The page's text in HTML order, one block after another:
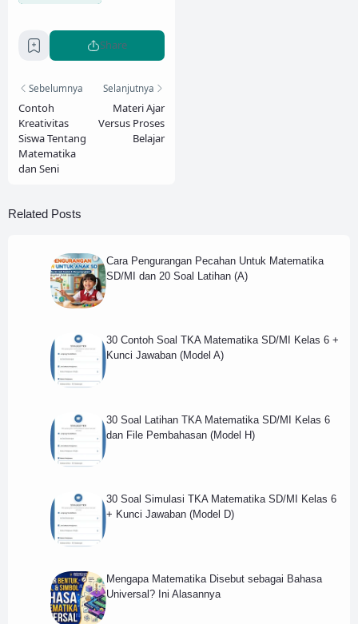
Share
Sebelumnya
Contoh
Kreativitas
Siswa Tentang
Matematika
dan Seni
Selanjutnya
Materi Ajar
Versus Proses
Belajar
Related Posts
Cara Pengurangan Pecahan Untuk Matematika
SD/MI dan 20 Soal Latihan (A)
30 Contoh Soal TKA Matematika SD/MI Kelas 6 +
Kunci Jawaban (Model A)
30 Soal Latihan TKA Matematika SD/MI Kelas 6
dan File Pembahasan (Model H)
30 Soal Simulasi TKA Matematika SD/MI Kelas 6
+ Kunci Jawaban (Model D)
Mengapa Matematika Disebut sebagai Bahasa
Universal? Ini Alasannya